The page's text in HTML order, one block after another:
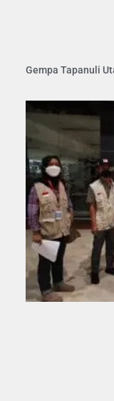
Gempa Tapanuli